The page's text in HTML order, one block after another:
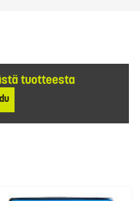
tuotteesta